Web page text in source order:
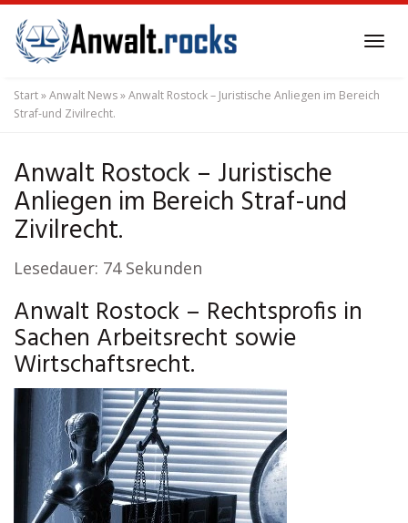
to
main
content
Start»Anwalt News»Anwalt Rostock – Juristische Anliegen im Bereich
Straf-und Zivilrecht.
Anwalt Rostock – Juristische
Anliegen im Bereich Straf-und
Zivilrecht.
Lesedauer: 74 Sekunden
Anwalt Rostock – Rechtsprofis in
Sachen Arbeitsrecht sowie
Wirtschaftsrecht.